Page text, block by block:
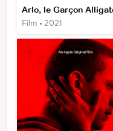
Arlo, le Garçon
Film • 2021